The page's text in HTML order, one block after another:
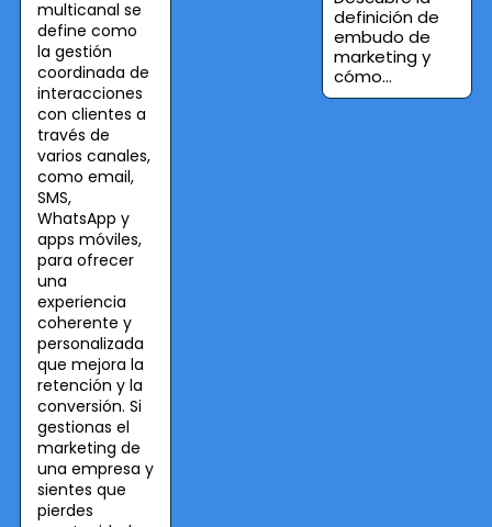
multicanal se
define como
la gestión
coordinada de
interacciones
con clientes a
través de
varios canales,
como email,
SMS,
WhatsApp y
apps móviles,
para ofrecer
una
experiencia
coherente y
personalizada
que mejora la
retención y la
conversión. Si
gestionas el
marketing de
una empresa y
sientes que
pierdes
definición de
embudo de
marketing y
cómo...